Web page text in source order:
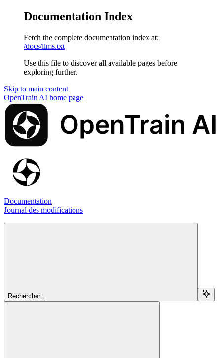
Documentation Index
Fetch the complete documentation index at:
/docs/llms.txt
Use this file to discover all available pages before
exploring further.
Skip to main content
OpenTrain AI home page
Documentation
Journal des modifications
Rechercher...